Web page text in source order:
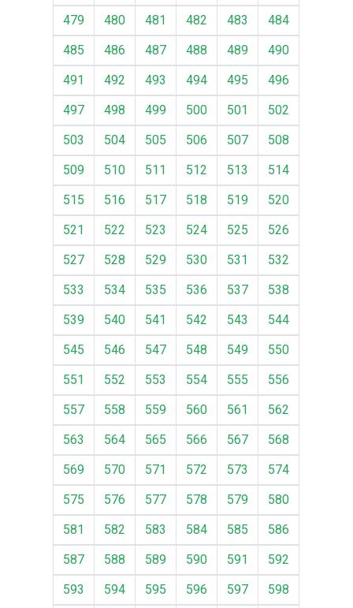
479 480 481 482 483
484
485
486 487 488 489
490
491
492 493 494 495
496
497
498 499 500 501
502
503
504 505 506 507
508
509
510 511 512 513
514
515
516 517 518 519
520
521
522 523 524 525
526
527
528 529 530 531
532
533
534 535 536 537
538
539
540 541 542 543
544
545
546 547 548 549
550
551
552 553 554 555
556
557
558 559 560 561
562
563
564 565 566 567
568
569
570 571 572 573
574
575
576 577 578 579
580
581
582 583 584 585
586
587
588 589 590 591
592
593
594 595 596 597
598